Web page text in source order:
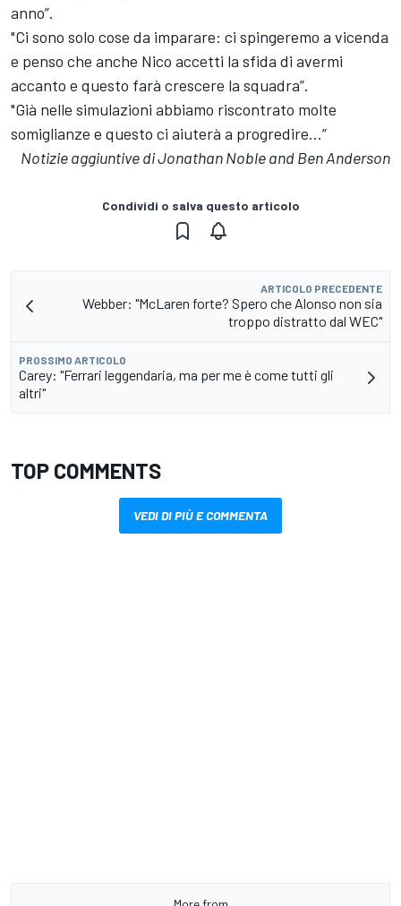
anno”.
"Ci sono solo cose da imparare: ci spingeremo a vicenda
e penso che anche Nico accetti la sfida di avermi
accanto e questo farà crescere la squadra”.
"Già nelle simulazioni abbiamo riscontrato molte
somiglianze e questo ci aiuterà a progredire…”
Notizie aggiuntive di Jonathan Noble and Ben Anderson
Condividi o salva questo articolo
ARTICOLO PRECEDENTE
Webber: "McLaren forte? Spero che Alonso non sia
troppo distratto dal WEC"
PROSSIMO ARTICOLO
Carey: "Ferrari leggendaria, ma per me è come tutti gli
altri"
TOP COMMENTS
VEDI DI PIÙ E COMMENTA